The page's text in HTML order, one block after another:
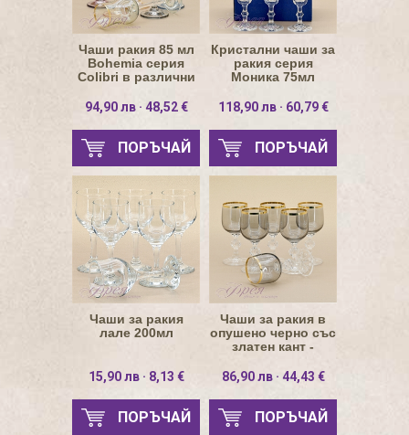
Чаши ракия 85 мл
Bohemia серия
Colibri в различни
94,90 лв · 48,52 €
ПОРЪЧАЙ
Кристални чаши за
ракия серия
Моника 75мл
118,90 лв · 60,79 €
ПОРЪЧАЙ
Чаши за ракия
лале 200мл
15,90 лв · 8,13 €
ПОРЪЧАЙ
Чаши за ракия в
опушено черно със
златен кант -
86,90 лв · 44,43 €
ПОРЪЧАЙ